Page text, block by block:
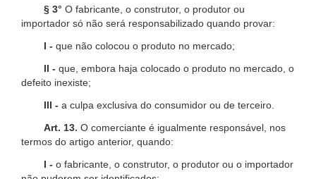
§ 3° O fabricante, o construtor, o produtor ou
importador só não será responsabilizado quando provar:
I - que não colocou o produto no mercado;
II - que, embora haja colocado o produto no mercado, o
defeito inexiste;
III - a culpa exclusiva do consumidor ou de terceiro.
Art. 13. O comerciante é igualmente responsável, nos
termos do artigo anterior, quando:
I - o fabricante, o construtor, o produtor ou o importador